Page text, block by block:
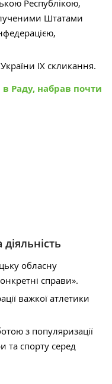
Республікою,
Штатами
України IX скликання.
Раду, набрав почти
обласну
справи».
важкої атлетики
з популяризації
та спорту серед